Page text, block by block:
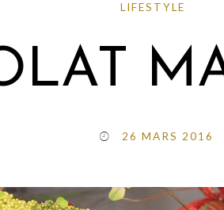
LIFESTYLE
26 MARS 2016